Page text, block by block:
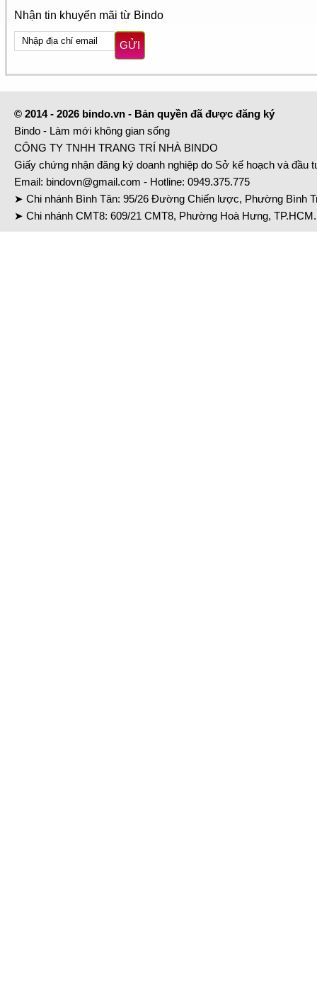
Nhận tin khuyến mãi từ Bindo
GỬI
© 2014 - 2026 bindo.vn - Bản quyền đã được đăng ký
Bindo - Làm mới không gian sống
CÔNG TY TNHH TRANG TRÍ NHÀ BINDO
Giấy chứng nhận đăng ký doanh nghiệp do Sở kế hoạch và đầu
Email: bindovn@gmail.com - Hotline: 0949.375.775
➤ Chi nhánh Bình Tân: 95/26 Đường Chiến lược, Phường Bình
➤ Chi nhánh CMT8: 609/21 CMT8, Phường Hoà Hưng,